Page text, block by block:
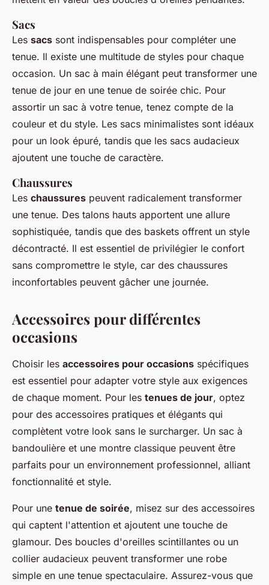
Sacs
Les sacs sont indispensables pour compléter une
tenue. Il existe une multitude de styles pour chaque
occasion. Un sac à main élégant peut transformer une
tenue de jour en une tenue de soirée chic. Pour
assortir un sac à votre tenue, tenez compte de la
couleur et du style. Les sacs minimalistes sont idéaux
pour un look épuré, tandis que les sacs audacieux
ajoutent une touche de caractère.
Chaussures
Les chaussures peuvent radicalement transformer
une tenue. Des talons hauts apportent une allure
sophistiquée, tandis que des baskets offrent un style
décontracté. Il est essentiel de privilégier le confort
sans compromettre le style, car des chaussures
inconfortables peuvent gâcher une journée.
Accessoires pour différentes
occasions
Choisir les accessoires pour occasions spécifiques
est essentiel pour adapter votre style aux exigences
de chaque moment. Pour les tenues de jour, optez
pour des accessoires pratiques et élégants qui
complètent votre look sans le surcharger. Un sac à
bandoulière et une montre classique peuvent être
parfaits pour un environnement professionnel, alliant
fonctionnalité et style.
Pour une tenue de soirée, misez sur des accessoires
qui captent l'attention et ajoutent une touche de
glamour. Des boucles d'oreilles scintillantes ou un
collier audacieux peuvent transformer une robe
simple en une tenue spectaculaire. Assurez-vous que